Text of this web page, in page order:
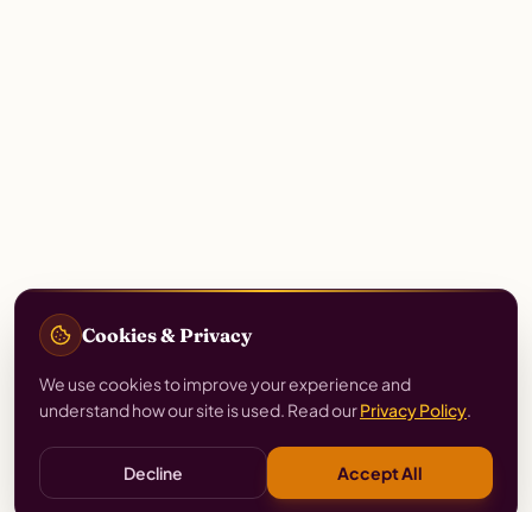
Cookies & Privacy
We use cookies to improve your experience and
understand how our site is used. Read ourPrivacy Policy.
Decline Accept All